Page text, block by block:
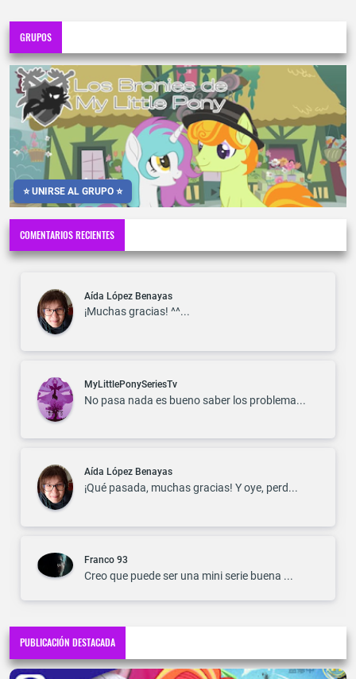
GRUPOS
⭐ UNIRSE AL GRUPO ⭐
COMENTARIOS RECIENTES
Aída López Benayas
¡Muchas gracias! ^^...
MyLittlePonySeriesTv
No pasa nada es bueno saber los problema...
Aída López Benayas
¡Qué pasada, muchas gracias! Y oye, perd...
Franco 93
Creo que puede ser una mini serie buena ...
PUBLICACIÓN DESTACADA